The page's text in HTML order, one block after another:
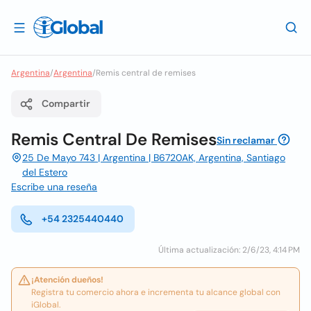
Argentina/Argentina/Remis central de remises
Compartir
Remis Central De RemisesSin reclamar
25 De Mayo 743 | Argentina | B6720AK, Argentina, Santiago
del Estero
Escribe una reseña
+54 2325440440
Última actualización: 2/6/23, 4:14 PM
¡Atención dueños!
Registra tu comercio ahora e incrementa tu alcance global con
iGlobal.